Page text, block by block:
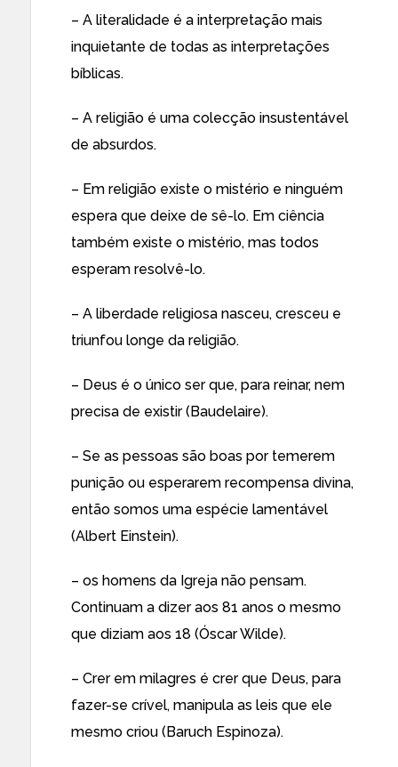
– A literalidade é a interpretação mais
inquietante de todas as interpretações
bíblicas.
– A religião é uma colecção insustentável
de absurdos.
– Em religião existe o mistério e ninguém
espera que deixe de sê-lo. Em ciência
também existe o mistério, mas todos
esperam resolvê-lo.
– A liberdade religiosa nasceu, cresceu e
triunfou longe da religião.
– Deus é o único ser que, para reinar, nem
precisa de existir (Baudelaire).
– Se as pessoas são boas por temerem
punição ou esperarem recompensa divina,
então somos uma espécie lamentável
(Albert Einstein).
– os homens da Igreja não pensam.
Continuam a dizer aos 81 anos o mesmo
que diziam aos 18 (Óscar Wilde).
– Crer em milagres é crer que Deus, para
fazer-se crível, manipula as leis que ele
mesmo criou (Baruch Espinoza).